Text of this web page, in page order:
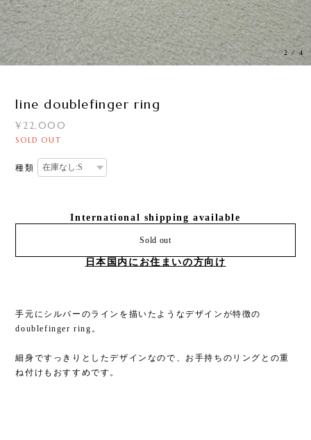
3 /4
line doublefinger ring
¥22,000
SOLD OUT
種類
International shipping available
Sold out
日本国内にお住まいの方向け
手元にシルバーのラインを描いたようなデザインが特徴の
doublefinger ring。
細身ですっきりとしたデザインなので、お手持ちのリングとの重
ね付けもおすすめです。